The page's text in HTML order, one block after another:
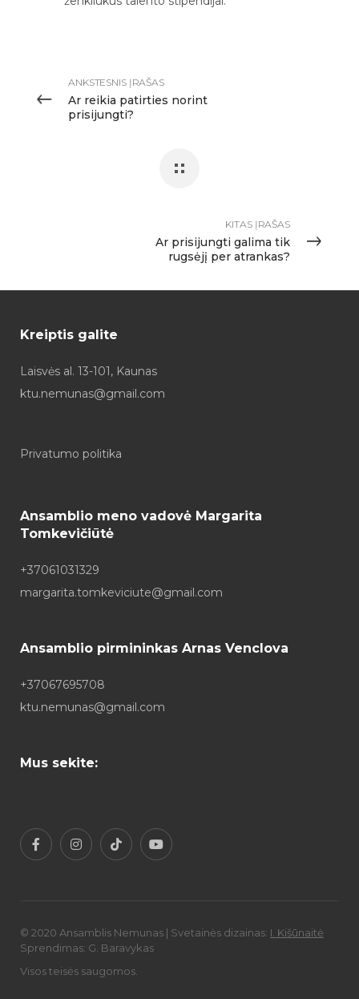
ANKSTESNIS ĮRAŠAS
Ar reikia patirties norint
prisijungti?
KITAS ĮRAŠAS
Ar prisijungti galima tik
rugsėjį per atrankas?
Kreiptis galite
Laisvės al. 13-101, Kaunas
ktu.nemunas@gmail.com
Privatumo politika
Ansamblio meno vadovė Margarita
Tomkevičiūtė
+37061031329
margarita.tomkeviciute@gmail.com
Ansamblio pirmininkas Arnas Venclova
+37067695708
ktu.nemunas@gmail.com
Mus sekite:
© 2020 Ansamblis Nemunas | Svetainės dizainas: I. Kišūnaitė
Sprendimas: G. Baravykas
Visos teisės saugomos.